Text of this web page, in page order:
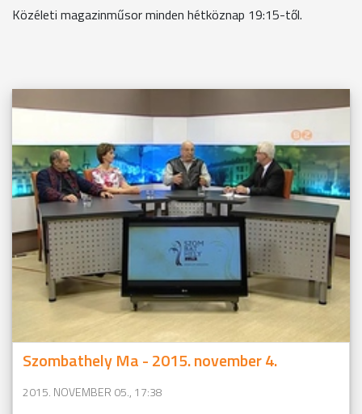
Közéleti magazinműsor minden hétköznap 19:15-től.
Szombathely Ma - 2015. november 4.
2015. NOVEMBER 05., 17:38